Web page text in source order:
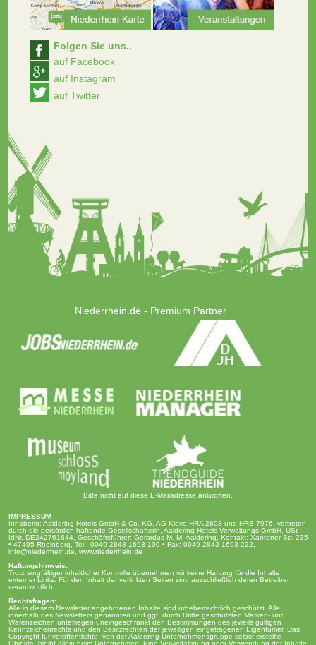
Folgen Sie uns..
auf Facebook
auf Instagram
auf Twitter
Niederrhein.de - Premium Partner
Bitte nicht auf diese E-Mailadresse antworten.
IMPRESSUM
Inhaberin: Aaldering Hotels GmbH & Co. KG, AG Kleve HRA 2808 und HRB 7976, vertreten
durch die persönlich haftende Gesellschafterin, Aaldering Hotels Verwaltungs-GmbH, USt-
IdNr. DE242761644, Geschäftsführer: Gerardus M. M. Aaldering, Kontakt: Xantener Str. 235
• 47495 Rheinberg, Tel.: 0049 2843 1693 100 • Fax: 0049 2843 1693 222,
info@niederrhein.de
www.niederrhein.de
Haftungshinweis:
Trotz sorgfältiger inhaltlicher Kontrolle übernehmen wir keine Haftung für die Inhalte
externer Links. Für den Inhalt der verlinkten Seiten sind ausschließlich deren Betreiber
verantwortlich.
Rechtsfragen:
Alle in diesem Newsletter angebotenen Inhalte sind urheberrechtlich geschützt. Alle
innerhalb des Newsletters genannten und ggf. durch Dritte geschützten Marken- und
Warenzeichen unterliegen uneingeschränkt den Bestimmungen des jeweils gültigen
Kennzeichenrechts und den Besitzrechten der jeweiligen eingetragenen Eigentümer. Das
Copyright für veröffentlichte, von der Aaldering Unternehmensgruppe selbst erstellte
Objekte, bleibt allein beim Unternehmen. Eine Vervielfältigung oder Verwendung der Inhalte